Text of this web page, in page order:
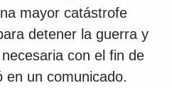
mayor catástrofe
detener la guerra y
con el fin de
en un comunicado.